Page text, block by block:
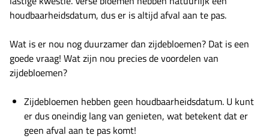
houdbaarheidsdatum, dus er is altijd afval aan te pas.
Wat is er nou nog duurzamer dan zijdebloemen? Dat is een
goede vraag! Wat zijn nou precies de voordelen van
zijdebloemen?
Zijdebloemen hebben geen houdbaarheidsdatum. U kunt
er dus oneindig lang van genieten, wat betekent dat er
geen afval aan te pas komt!